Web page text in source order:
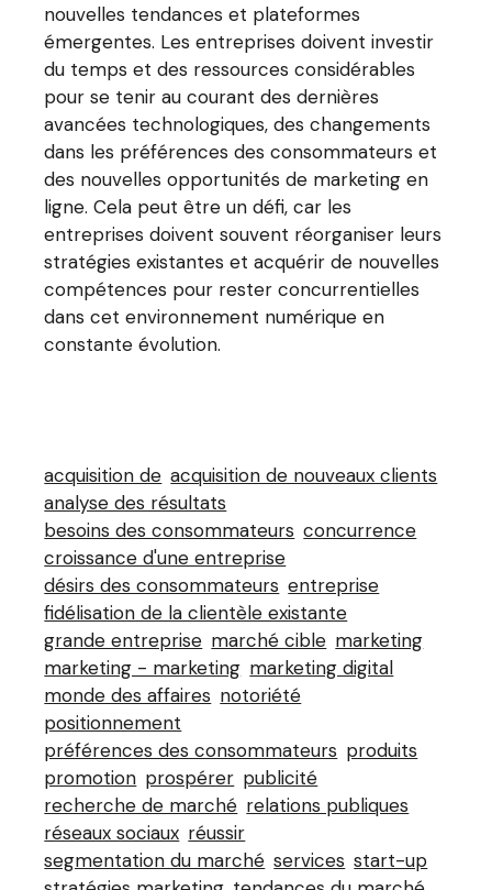
nouvelles tendances et plateformes
émergentes. Les entreprises doivent investir
du temps et des ressources considérables
pour se tenir au courant des dernières
avancées technologiques, des changements
dans les préférences des consommateurs et
des nouvelles opportunités de marketing en
ligne. Cela peut être un défi, car les
entreprises doivent souvent réorganiser leurs
stratégies existantes et acquérir de nouvelles
compétences pour rester concurrentielles
dans cet environnement numérique en
constante évolution.
acquisition de acquisition de nouveaux clients
analyse des résultats
besoins des consommateurs concurrence
croissance d'une entreprise
désirs des consommateurs entreprise
fidélisation de la clientèle existante
grande entreprise marché cible marketing
marketing - marketing marketing digital
monde des affaires notoriété
positionnement
préférences des consommateurs produits
promotion prospérer publicité
recherche de marché relations publiques
réseaux sociaux réussir
segmentation du marché services start-up